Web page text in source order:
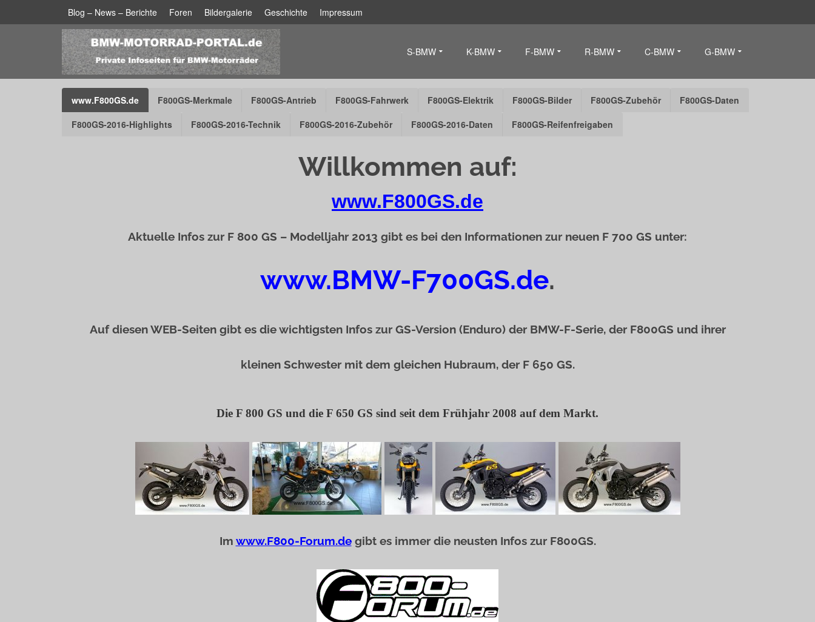
Blog – News – Berichte Foren Bildergalerie Geschichte Impressum
S-BMW K-BMW F-BMW R-BMW C-BMW G-BMW
www.F800GS.de F800GS-Merkmale F800GS-Antrieb F800GS-Fahrwerk F800GS-Elektrik F800GS-Bilder F800GS-Zubehör
F800GS-Daten
F800GS-2016-Highlights
F800GS-2016-Technik F800GS-2016-Zubehör F800GS-2016-Daten F800GS-Reifenfreigaben
Willkommen auf:
www.F800GS.de
Aktuelle Infos zur F 800 GS – Modelljahr 2013 gibt es bei den Informationen zur neuen F 700 GS unter:
www.BMW-F700GS.de.
Auf diesen WEB-Seiten gibt es die wichtigsten Infos zur GS-Version (Enduro) der BMW-F-Serie, der F800GS und ihrer
kleinen Schwester mit dem gleichen Hubraum, der F 650 GS.
Die F 800 GS und die F 650 GS sind seit dem Frühjahr 2008 auf dem Markt.
Im www.F800-Forum.degibt es immer die neusten Infos zur F800GS.